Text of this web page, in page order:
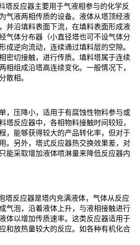
塔反应器主要用于气液相参与的化学反
气液两相传质的设备。液体从塔顶经液
并沿填料表面下流，在填料表面形成液
气体分布器（小直径塔也可不设气体分
成逆向流动，连续通过填料层的空隙。
密切接触，进行传质。填料塔属于连续
相组成沿塔高连续变化。一般情况下，
散相。
，压降小，适用于有腐蚀性物料参与或
塔反应器中，各相物料接触时间较短，
，能够获得较大的产品转化率，但对于
。另外，塔式反应器热交换效果差，对
能采取增加液体喷淋量来降低反应器内
塔反应器是塔内充满液体，气体从反应
气泡，沿着液体上升，与液相接触进行
体以增加传质速率。这类反应器适用于
和放热量较大的反应。如各种有机化合